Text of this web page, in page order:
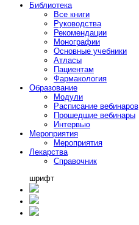
Библиотека
Все книги
Руководства
Рекомендации
Монографии
Основные учебники
Атласы
Пациентам
Фармакология
Образование
Модули
Расписание вебинаров
Прошедшие вебинары
Интервью
Мероприятия
Мероприятия
Лекарства
Справочник
шрифт